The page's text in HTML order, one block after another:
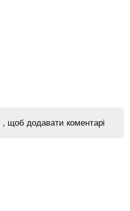
, щоб додавати коментарі